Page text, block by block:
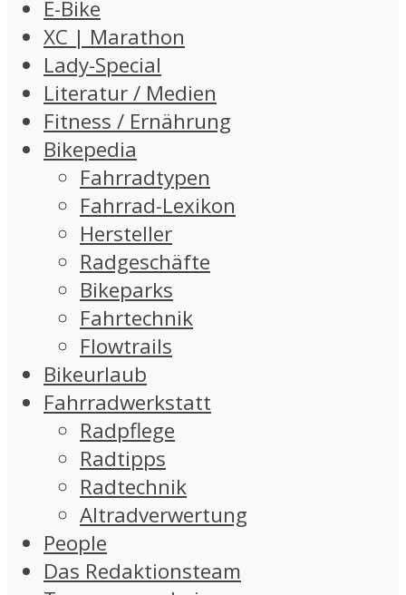
E-Bike
XC | Marathon
Lady-Special
Literatur / Medien
Fitness / Ernährung
Bikepedia
Fahrradtypen
Fahrrad-Lexikon
Hersteller
Radgeschäfte
Bikeparks
Fahrtechnik
Flowtrails
Bikeurlaub
Fahrradwerkstatt
Radpflege
Radtipps
Radtechnik
Altradverwertung
People
Das Redaktionsteam